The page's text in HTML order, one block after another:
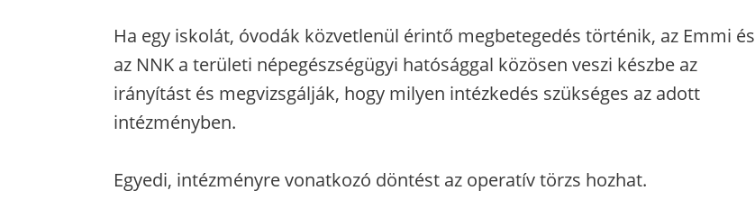
Ha egy iskolát, óvodák közvetlenül érintő megbetegedés történik, az Emmi és
az NNK a területi népegészségügyi hatósággal közösen veszi készbe az
irányítást és megvizsgálják, hogy milyen intézkedés szükséges az adott
intézményben.
Egyedi, intézményre vonatkozó döntést az operatív törzs hozhat.